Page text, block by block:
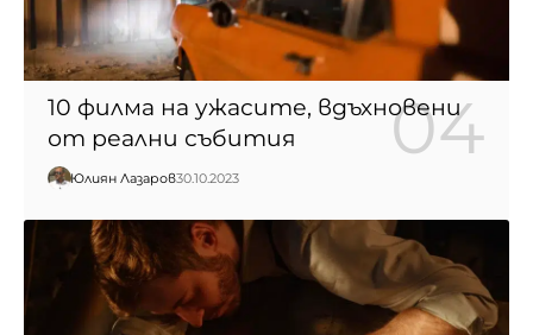
10 филма на ужасите, вдъхновени
от реални събития
Юлиян Лазаров30.10.2023